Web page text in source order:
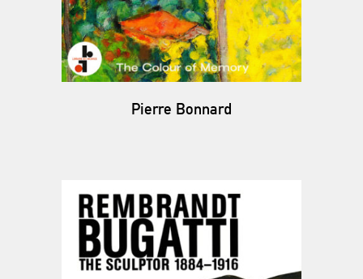
Pierre Bonnard